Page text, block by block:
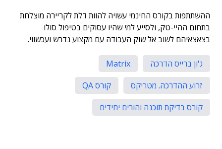
ההשתתפות בקורס החינמי עשויה להוות דלת לקריירה מוצלחת
בתחום ההיי-טק, ולסייע למי שהיו עסוקים בטיפול סולו
בצאצאיהם לשוב אל שוק העבודה עם מקצוע נדרש ועכשווי.
ג'ון ברייס הדרכה
Matrix
זרוע ההדרכה. מטריקס
קורס QA
קורס בדיקת תוכנה והורים יחידים